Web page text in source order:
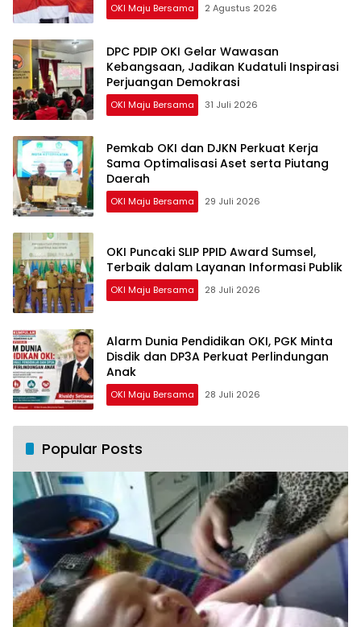
OKI Maju Bersama 2 Agustus 2026
DPC PDIP OKI Gelar Wawasan
Kebangsaan, Jadikan Kudatuli Inspirasi
Perjuangan Demokrasi
OKI Maju Bersama 31 Juli 2026
Pemkab OKI dan DJKN Perkuat Kerja
Sama Optimalisasi Aset serta Piutang
Daerah
OKI Maju Bersama 29 Juli 2026
OKI Puncaki SLIP PPID Award Sumsel,
Terbaik dalam Layanan Informasi Publik
OKI Maju Bersama 28 Juli 2026
Alarm Dunia Pendidikan OKI, PGK Minta
Disdik dan DP3A Perkuat Perlindungan
Anak
OKI Maju Bersama 28 Juli 2026
Popular Posts